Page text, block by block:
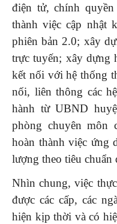
điện tử, chính
thành việc cập nhật
phiên bản 2.0; xây
trực tuyến; xây dựng
kết nối với hệ thống
nối, liên thông các
hành từ UBND
phòng chuyên môn
hoàn thành việc ứng
lượng theo tiêu
Nhìn chung, việc
được các cấp, các
hiện kịp thời và có